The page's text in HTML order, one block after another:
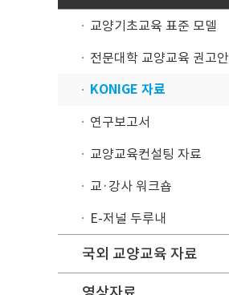
교양기초교육 표준 모델
전문대학 교양교육 권고안
KONIGE 자료
연구보고서
교양교육컨설팅 자료
교·강사 워크숍
E-저널 두루내
국외 교양교육 자료